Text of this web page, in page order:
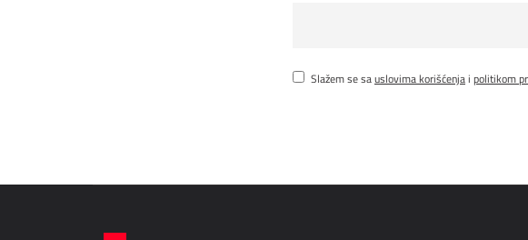
Slažem se sa uslovima korišćenja i politikom